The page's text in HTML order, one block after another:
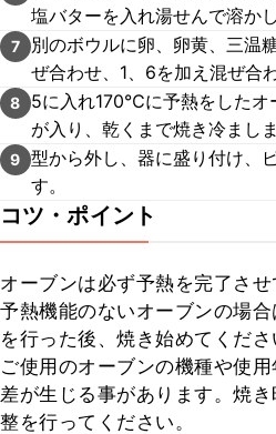
塩バターを入れ湯せんで溶かし
7
別のボウルに卵、卵黄、三温
ぜ合わせ、1、6を加え混ぜ合
8
5に入れ170℃に予熱をしたオ
が入り、乾くまで焼き冷ましま
9 型から外し、器に盛り付け、
す。
コツ・ポイント
オーブンは必ず予熱を完了させ
予熱機能のないオーブンの場
を行った後、焼き始めてくださ
ご使用のオーブンの機種や使
差が生じる事があります。焼
整を行ってください。